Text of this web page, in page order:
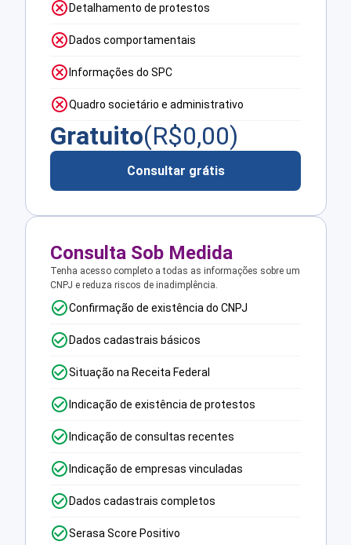
Detalhamento de protestos
Dados comportamentais
Informações do SPC
Quadro societário e administrativo
Gratuito(R$0,00)
Consultar grátis
Consulta Sob Medida
Tenha acesso completo a todas as informações sobre um
CNPJ e reduza riscos de inadimplência.
Confirmação de existência do CNPJ
Dados cadastrais básicos
Situação na Receita Federal
Indicação de existência de protestos
Indicação de consultas recentes
Indicação de empresas vinculadas
Dados cadastrais completos
Serasa Score Positivo